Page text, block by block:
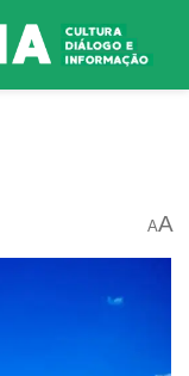
AA